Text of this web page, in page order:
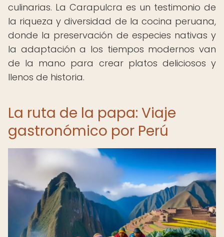
culinarias. La Carapulcra es un testimonio de
la riqueza y diversidad de la cocina peruana,
donde la preservación de especies nativas y
la adaptación a los tiempos modernos van
de la mano para crear platos deliciosos y
llenos de historia.
La ruta de la papa: Viaje
gastronómico por Perú